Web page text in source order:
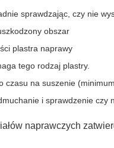
sprawdzając, czy nie
obszar
plastra naprawy
tego rodzaj plastry.
czasu na suszenie
i sprawdzenie czy
naprawczych